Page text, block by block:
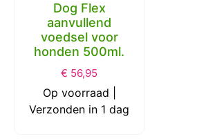
Dog Flex
aanvullend
voedsel voor
honden 500ml.
€ 56,95
Op voorraad |
Verzonden in 1 dag